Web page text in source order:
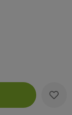
Zobacz
koszyk